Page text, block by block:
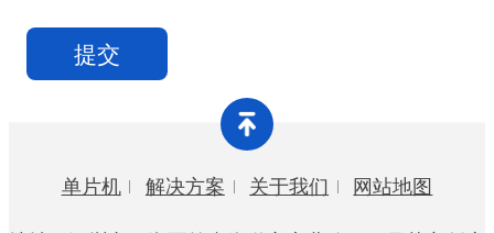
单片机 解决方案 关于我们 网站地图